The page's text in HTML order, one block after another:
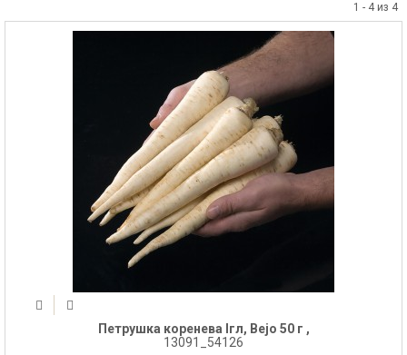
1 - 4 из 4
Петрушка коренева Ігл, Bejo 50 г ,
13091_54126